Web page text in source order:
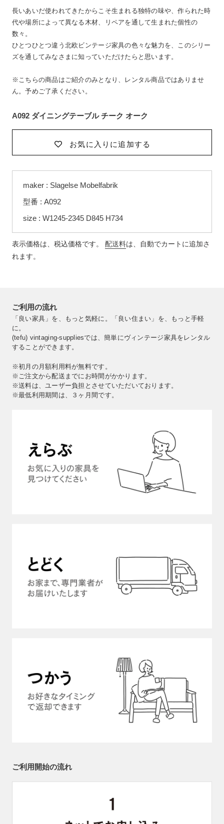
長いあいだ使われてきたからこそ生まれる独特の味や、作られた時
代や場所によって異なる木材、リペアを通して生まれた個性の
数々。
ひとつひとつ違う北欧ビンテージ家具の色々な魅力を、このシリー
ズを通してみなさまに知っていただけたらと思います。
※こちらの商品はご紹介のみとなり、レンタル商品ではありませ
ん。予めご了承ください。
A092 ダイニングテーブル チーク オーク
お気に入りに追加する
品
を
追
maker : Slagelse Mobelfabrik
型番 : A092
size : W1245-2345 D845 H734
表示価格は、税込価格です。 配送料は、自動でカートに追加さ
れます。
ご利用の流れ
「良い家具」を、もっと気軽に。「良い住まい」を、もっと手軽
に。
(tefu) vintaging-suppliesでは、簡単にヴィンテージ家具をレンタル
することができます。
※初月の月額利用料が無料です。
※ご注文から配送までにお時間がかかります。
※送料は、ユーザー負担とさせていただいております。
※最低利用期間は、３ヶ月間です。
ご利用開始の流れ